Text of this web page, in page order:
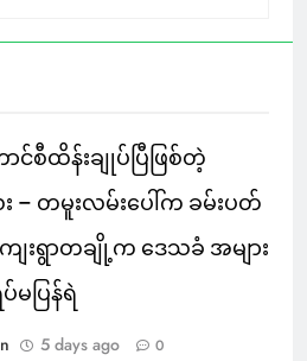
င်စီထိန်းချုပ်ပြီဖြစ်တဲ့
– တမူးလမ်းပေါ်က ခမ်းပတ်
ျေးရွာတချို့က ဒေသခံ အများ
မပြန်ရဲ
5 days ago 0